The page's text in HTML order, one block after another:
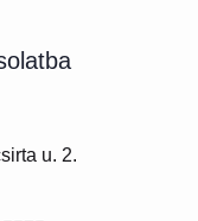
u. 2.